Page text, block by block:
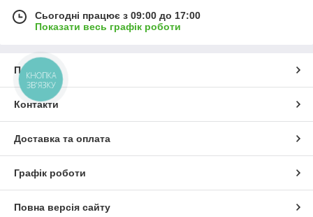
Сьогодні працює з 09:00 до 17:00
Показати весь графік роботи
Про нас
Контакти
Доставка та оплата
Графік роботи
Повна версія сайту
КНОПКА
ЗВ'ЯЗКУ